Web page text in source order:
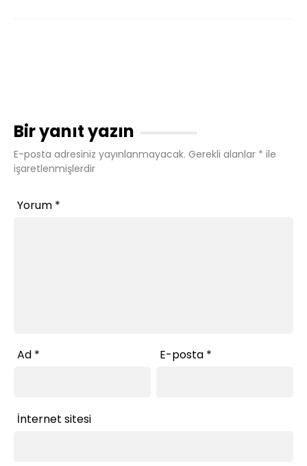
Bir yanıt yazın
E-posta adresiniz yayınlanmayacak. Gerekli alanlar * ile
işaretlenmişlerdir
Yorum *
Ad * E-posta *
İnternet sitesi